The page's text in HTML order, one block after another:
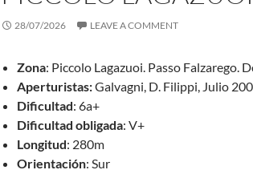
28/07/2026 LEAVE A COMMENT
Zona: Piccolo Lagazuoi. Passo Falzarego.
Aperturistas:Galvagni, D. Filippi, Julio
Dificultad: 6a+
Dificultad obligada: V+
Longitud: 280m
Orientación: Sur